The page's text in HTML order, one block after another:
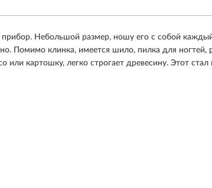
Небольшой размер, ношу его с собой
Помимо клинка, имеется шило, пилка для ногтей,
или картошку, легко строгает древесину. Этот